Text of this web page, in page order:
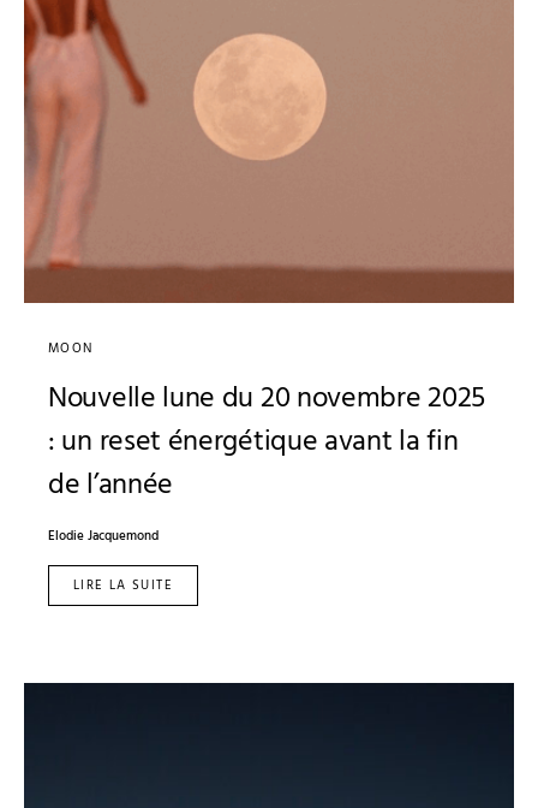
MOON
Nouvelle lune du 20 novembre 2025
: un reset énergétique avant la fin
de l’année
Elodie Jacquemond
LIRE LA SUITE